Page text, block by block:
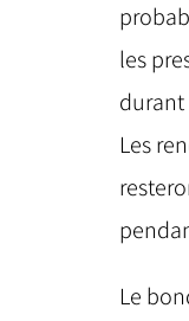
les
Les
Le